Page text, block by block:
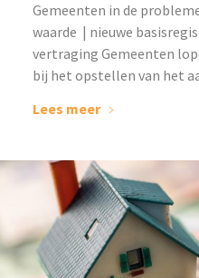
Gemeenten in de
waarde | nieuwe
vertraging Gemeenten
bij het opstellen van het
Lees meer